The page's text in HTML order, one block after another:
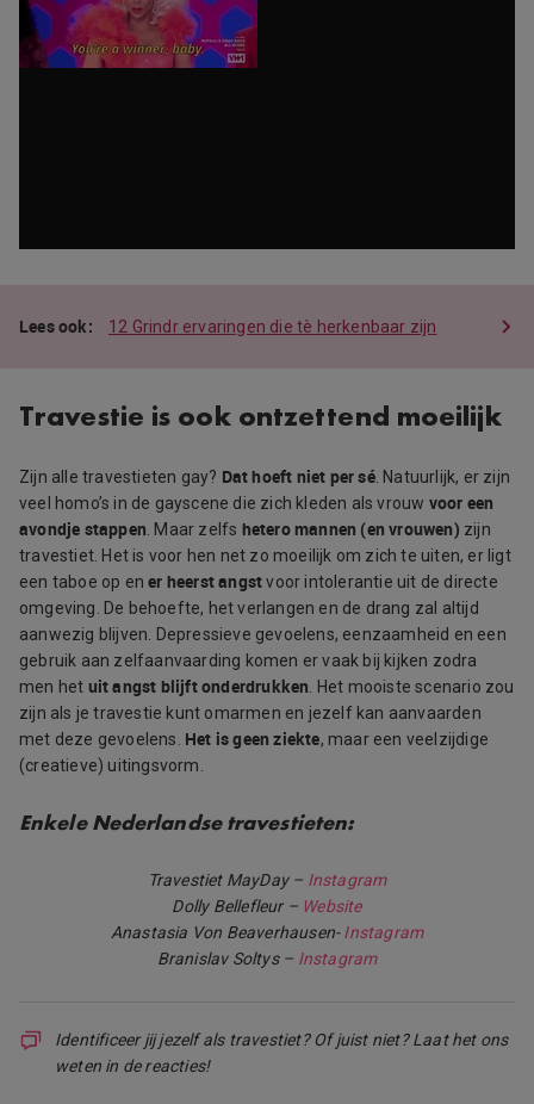
12 Grindr ervaringen die tè herkenbaar zijn
Travestie is ook ontzettend moeilijk
Zijn alle travestieten gay? Dat hoeft niet per sé. Natuurlijk, er zijn
veel homo’s in de gayscene die zich kleden als vrouw voor een
avondje stappen . Maar zelfs hetero mannen (en vrouwen) zijn
travestiet. Het is voor hen net zo moeilijk om zich te uiten, er ligt
een taboe op ener heerst angstvoor intolerantie uit de directe
omgeving. De behoefte, het verlangen en de drang zal altijd
aanwezig blijven. Depressieve gevoelens, eenzaamheid en een
gebruik aan zelfaanvaarding komen er vaak bij kijken zodra
men het uit angst blijft onderdrukken . Het mooiste scenario zou
zijn als je travestie kunt omarmen en jezelf kan aanvaarden
met deze gevoelens. Het is geen ziekte, maar een veelzijdige
(creatieve) uitingsvorm.
Enkele Nederlandse travestieten:
Travestiet MayDay – Instagram
Dolly Bellefleur – Website
Anastasia Von Beaverhausen-Instagram
Branislav Soltys – Instagram
Identificeer jij jezelf als travestiet? Of juist niet? Laat het ons
weten in de reacties!